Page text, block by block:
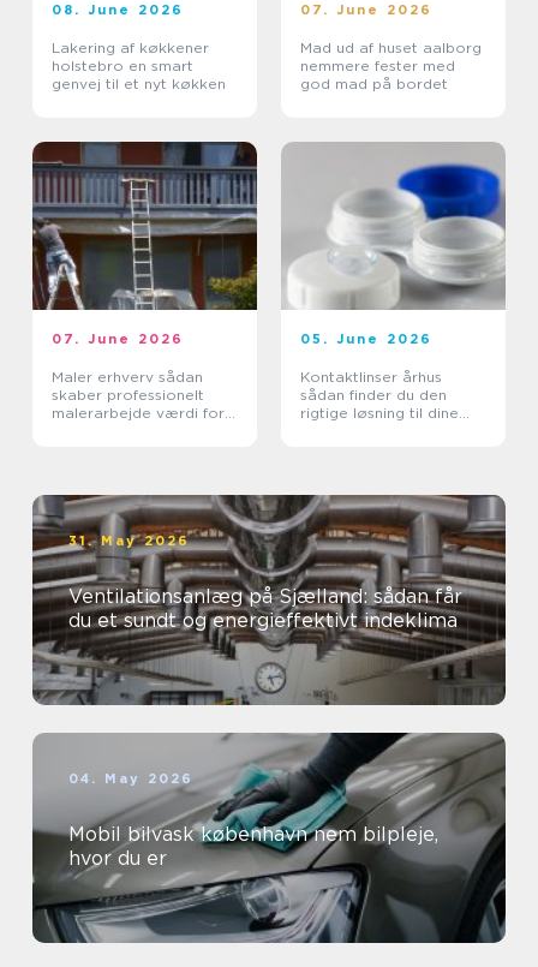
08. June 2026
Lakering af køkkener
holstebro en smart
genvej til et nyt køkken
07. June 2026
Mad ud af huset aalborg
nemmere fester med
god mad på bordet
07. June 2026
Maler erhverv sådan
skaber professionelt
malerarbejde værdi for
05. June 2026
Kontaktlinser århus
sådan finder du den
rigtige løsning til dine
31. May 2026
Ventilationsanlæg på Sjælland: sådan får
du et sundt og energieffektivt indeklima
04. May 2026
Mobil bilvask københavn nem bilpleje,
hvor du er